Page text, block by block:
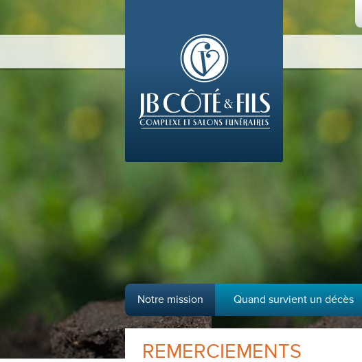
Notre mission Quand survient un décès
REMERCIEMENTS